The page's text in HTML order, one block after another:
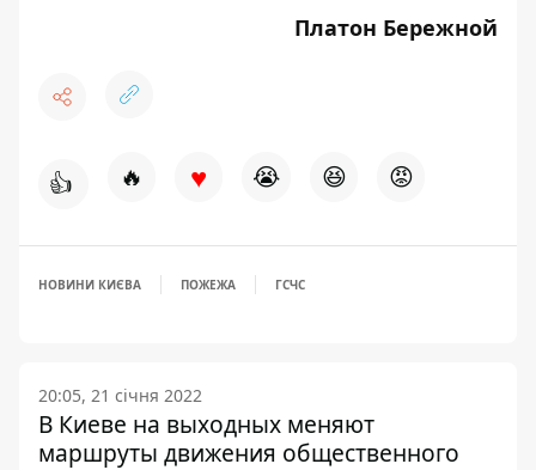
Платон Бережной
👍 🔥 ♥ 😭 😆 😡
НОВИНИ КИЄВА ПОЖЕЖА ГСЧС
20:05, 21 січня 2022
В Киеве на выходных меняют
маршруты движения общественного